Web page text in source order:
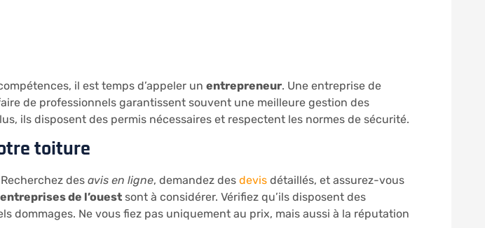
il est temps d’appeler un entrepreneur. Une entreprise de
de professionnels garantissent souvent une meilleure gestion des
ils disposent des permis nécessaires et respectent les normes de sécurité.
toiture
des avis en ligne, demandez des devis détaillés, et assurez-vous
entreprises de l’ouest sont à considérer. Vérifiez qu’ils disposent des
Ne vous fiez pas uniquement au prix, mais aussi à la réputation